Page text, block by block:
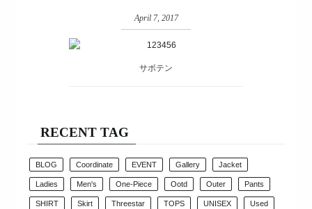
April 7, 2017
サボテン
RECENT TAG
BLOG Coordinate EVENT Gallery Jacket
Ladies Men's One-Piece Ootd Outer Pants
SHIRT Skirt Threestar TOPS UNISEX Used